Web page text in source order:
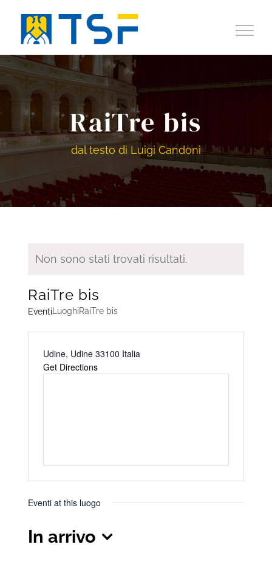
contenuto
RaiTre bis
dal testo di Luigi Candoni
Notice
Non sono stati trovati risultati.
RaiTre bis
EventiLuoghiRaiTre bis
Address
Udine, Udine 33100 Italia
Get Directions
Eventi at this luogo
In arrivo